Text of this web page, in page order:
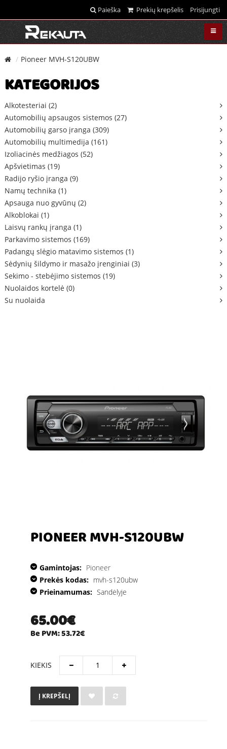
Paieška Prekių krepšelis Prisijungti
Pioneer MVH-S120UBW
KATEGORIJOS
Alkotesteriai (2)
Automobilių apsaugos sistemos (27)
Automobilių garso įranga (309)
Automobilių multimedija (161)
Izoliacinės medžiagos (52)
Apšvietimas (19)
Radijo ryšio įranga (9)
Namų technika (1)
Apsauga nuo gyvūnų (2)
Alkoblokai (1)
Laisvų rankų įranga (1)
Parkavimo sistemos (169)
Padangų slėgio matavimo sistemos (1)
Sėdynių šildymo ir masažo įrenginiai (3)
Sekimo - stebėjimo sistemos (19)
Nuolaidos kortelė (0)
Su nuolaida
PIONEER MVH-S120UBW
Gamintojas: Pioneer
Prekės kodas: mvh-s120ubw
Prieinamumas: Sandėlyje
65.00€
Be PVM: 53.72€
KIEKIS
Į KREPŠELĮ